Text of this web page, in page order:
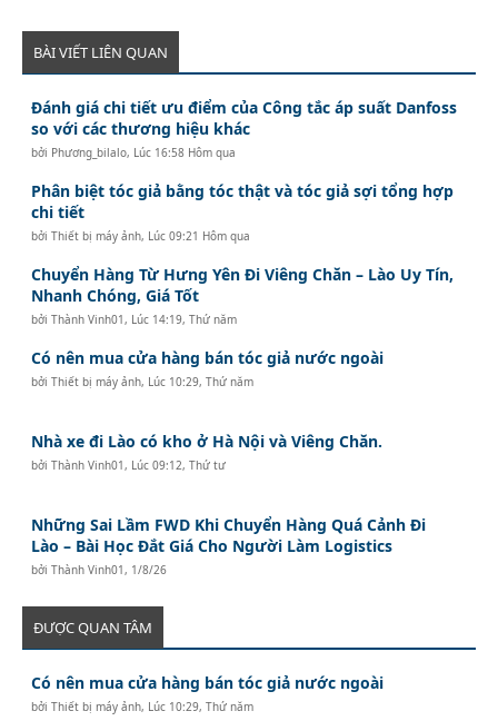
BÀI VIẾT LIÊN QUAN
Đánh giá chi tiết ưu điểm của Công tắc áp suất Danfoss
so với các thương hiệu khác
bởi Phương_bilalo, Lúc 16:58 Hôm qua
Phân biệt tóc giả bằng tóc thật và tóc giả sợi tổng hợp
chi tiết
bởiThiết bị máy ảnh, Lúc 09:21 Hôm qua
Chuyển Hàng Từ Hưng Yên Đi Viêng Chăn – Lào Uy Tín,
Nhanh Chóng, Giá Tốt
bởiThành Vinh01 , Lúc 14:19, Thứ năm
Có nên mua cửa hàng bán tóc giả nước ngoài
bởiThiết bị máy ảnh, Lúc 10:29, Thứ năm
Nhà xe đi Lào có kho ở Hà Nội và Viêng Chăn.
bởiThành Vinh01 , Lúc 09:12, Thứ tư
Những Sai Lầm FWD Khi Chuyển Hàng Quá Cảnh Đi
Lào – Bài Học Đắt Giá Cho Người Làm Logistics
bởiThành Vinh01 , 1/8/26
ĐƯỢC QUAN TÂM
Có nên mua cửa hàng bán tóc giả nước ngoài
bởiThiết bị máy ảnh, Lúc 10:29, Thứ năm